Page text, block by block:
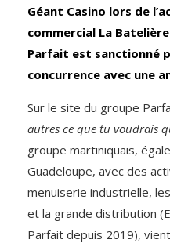
Géant Casino lors de
commercial La
Parfait est sanctionné
concurrence avec une
Sur le site du groupe
autres ce que tu voudrais
groupe martiniquais,
Guadeloupe, avec des
menuiserie industrielle,
et la grande distribution
Parfait depuis 2019),